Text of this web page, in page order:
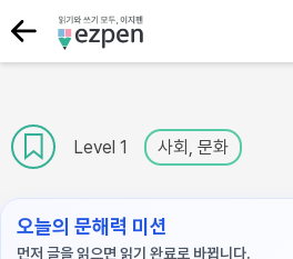
Level 1 사회, 문화
오늘의 문해력 미션
먼저 글을 읽으면 읽기 완료로 바뀝니다.